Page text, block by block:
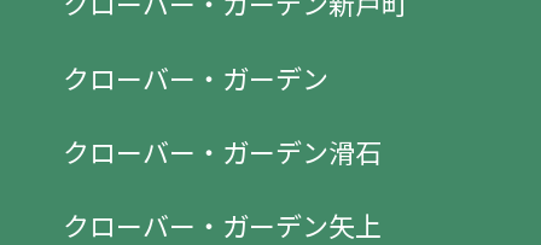
クローバー・ガーデン
クローバー・ガーデン滑石
クローバー・ガーデン矢上